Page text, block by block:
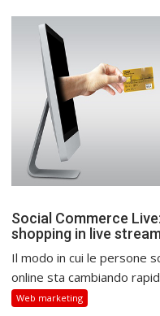
Social Commerce
shopping in live
Il modo in cui le persone
online sta cambiando
Web marketing